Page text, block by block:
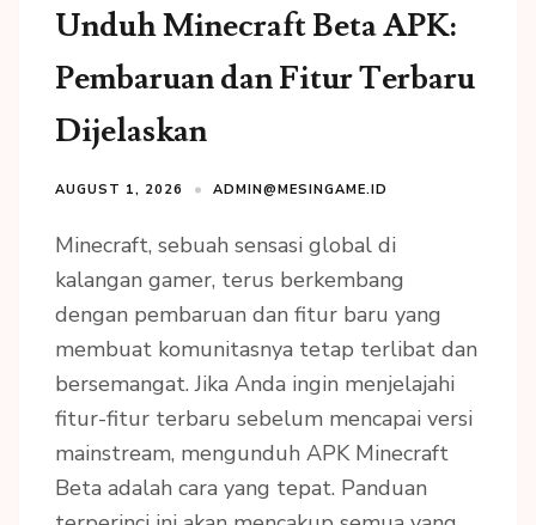
Unduh Minecraft Beta APK:
Pembaruan dan Fitur Terbaru
Dijelaskan
AUGUST 1, 2026 ADMIN@MESINGAME.ID
Minecraft, sebuah sensasi global di
kalangan gamer, terus berkembang
dengan pembaruan dan fitur baru yang
membuat komunitasnya tetap terlibat dan
bersemangat. Jika Anda ingin menjelajahi
fitur-fitur terbaru sebelum mencapai versi
mainstream, mengunduh APK Minecraft
Beta adalah cara yang tepat. Panduan